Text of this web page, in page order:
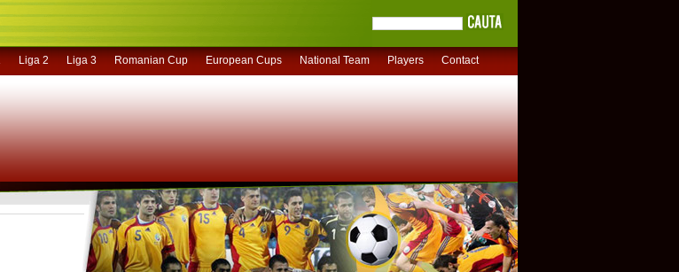
Liga 2 Liga 3 Romanian Cup European Cups National Team Players Contact